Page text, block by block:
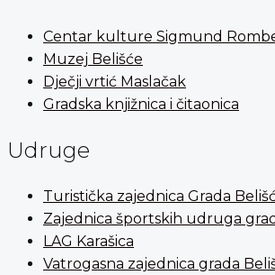
Centar kulture Sigmund
Muzej Belišće
Dječji vrtić Maslačak
Gradska knjižnica i čitaonica
Udruge
Turistička zajednica Grada
Zajednica športskih udruga
LAG Karašica
Vatrogasna zajednica grada